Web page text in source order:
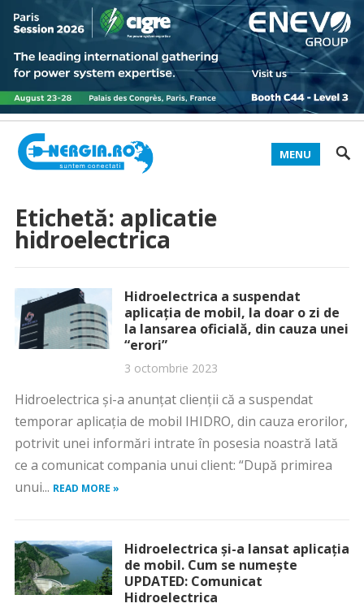
MENU
Etichetă: aplicatie
hidroelectrica
Hidroelectrica a suspendat
aplicația de mobil, la doar o zi de
la lansarea oficială, din cauza unei
“erori”
3 octombrie 2023
Hidroelectrica și-a anunțat clienții că a suspendat
temporar aplicația de mobil IHIDRO, din cauza erorilor,
potrivit unei informări intrate în posesia noastră Iată
ce a comunicat compania unui client: “După primirea
unui... READ MORE »
Hidroelectrica și-a lansat aplicația
de mobil. Cum se numește
UPDATED: Comunicat
Hidroelectrica